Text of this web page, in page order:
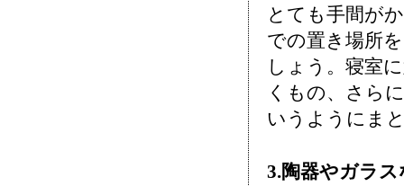
とても手間が
での置き場所
しょう。寝室
くもの、さら
いうようにま
3.陶器やガラ